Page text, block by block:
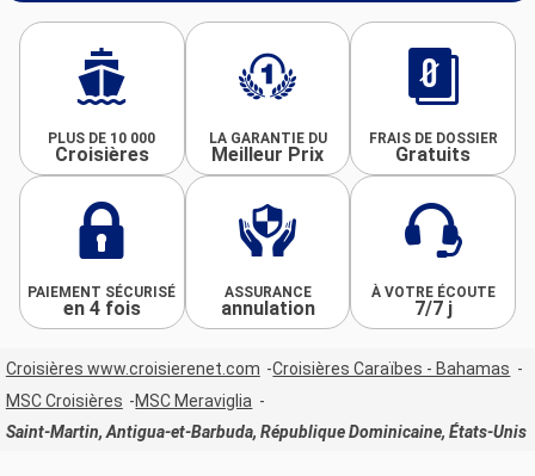
PLUS DE 10 000
Croisières
LA GARANTIE DU
Meilleur Prix
FRAIS DE DOSSIER
Gratuits
PAIEMENT SÉCURISÉ
en 4 fois
ASSURANCE
annulation
À VOTRE ÉCOUTE
7/7 j
Croisières www.croisierenet.com
Croisières Caraïbes - Bahamas
MSC Croisières
MSC Meraviglia
Saint-Martin, Antigua-et-Barbuda, République Dominicaine, États-Unis